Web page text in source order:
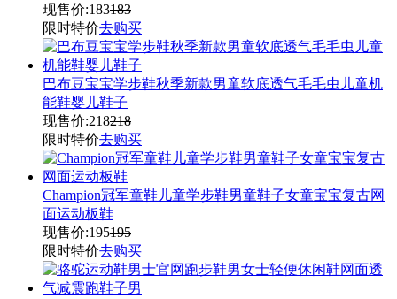
现售价:183183
限时特价去购买
巴布豆宝宝学步鞋秋季新款男童软底透气毛毛虫儿童机
能鞋婴儿鞋子
现售价:218218
限时特价去购买
Champion冠军童鞋儿童学步鞋男童鞋子女童宝宝复古网
面运动板鞋
现售价:195195
限时特价去购买